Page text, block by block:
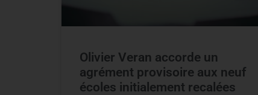
Olivier Veran accorde un
agrément provisoire aux neuf
écoles initialement recalées